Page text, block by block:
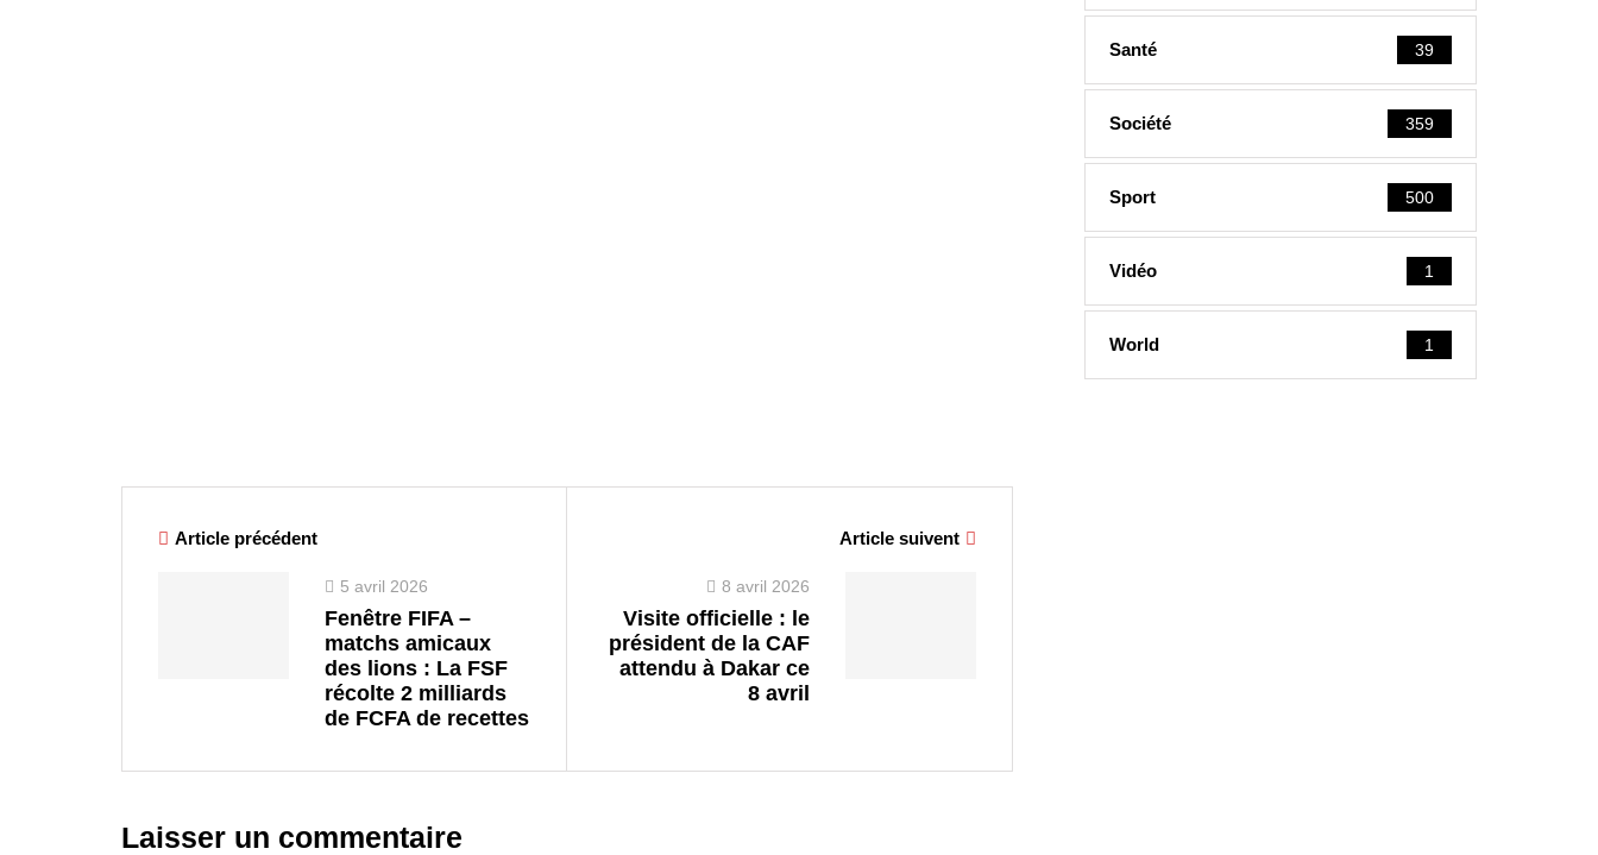
Santé 39
Société 359
Sport 500
Vidéo 1
World 1
Article précédent
5 avril 2026
Fenêtre FIFA –
matchs amicaux
des lions : La FSF
récolte 2 milliards
de FCFA de recettes
Article suivent
8 avril 2026
Visite officielle : le
président de la CAF
attendu à Dakar ce
8 avril
Laisser un commentaire